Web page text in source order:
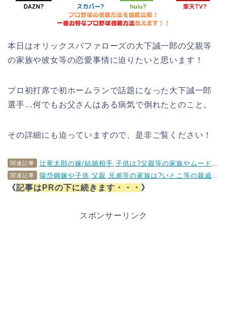
本日はオリックスバファローズの大下誠一郎の父親等
の家族や彼女等の恋愛事情に迫りたいと思います！
プロ初打席で初ホームランで話題になった大下誠一郎
選手…何でもお父さんはある病気で倒れたとのこと。
その詳細にも迫っていますので、是非ご覧ください！
関連記事
関連記事
《記事はPRの下に続きます・・・ 》
スポンサーリンク